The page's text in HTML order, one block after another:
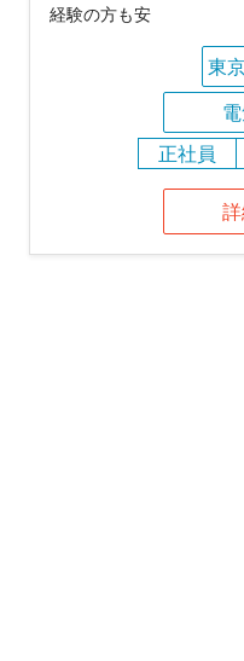
経験の方も安
東
正社員